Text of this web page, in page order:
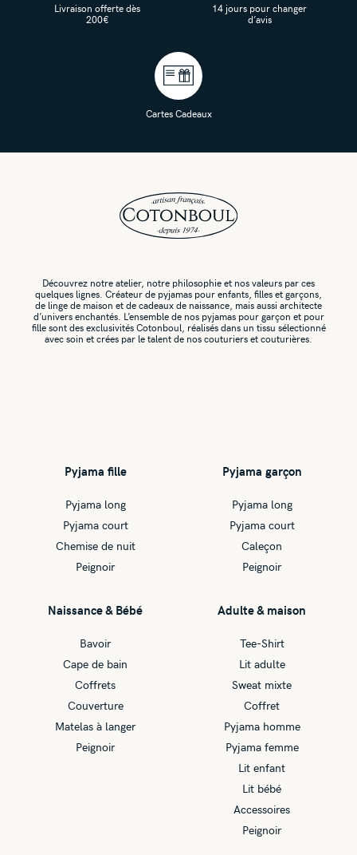
Livraison offerte dès
200€
14 jours pour changer
d’avis
Cartes Cadeaux
Découvrez notre atelier, notre philosophie et nos valeurs par ces
quelques lignes. Créateur de pyjamas pour enfants, filles et garçons,
de linge de maison et de cadeaux de naissance, mais aussi architecte
d’univers enchantés. L’ensemble de nos pyjamas pour garçon et pour
fille sont des exclusivités Cotonboul, réalisés dans un tissu sélectionné
avec soin et crées par le talent de nos couturiers et couturières.
Pyjama fille
Pyjama long
Pyjama court
Chemise de nuit
Peignoir
Pyjama garçon
Pyjama long
Pyjama court
Caleçon
Peignoir
Naissance & Bébé
Bavoir
Cape de bain
Coffrets
Couverture
Matelas à langer
Peignoir
Adulte & maison
Tee-Shirt
Lit adulte
Sweat mixte
Coffret
Pyjama homme
Pyjama femme
Lit enfant
Lit bébé
Accessoires
Peignoir